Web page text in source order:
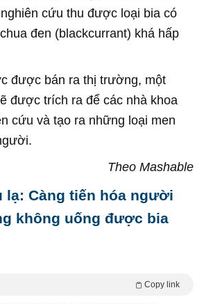
cứu thu được loại bia có
đen (blackcurrant) khá hấp
được bán ra thị trường, một
được trích ra để các nhà khoa
cứu và tạo ra những loại men
Theo Mashable
lạ: Càng tiến hóa người
không uống được bia
Copy link